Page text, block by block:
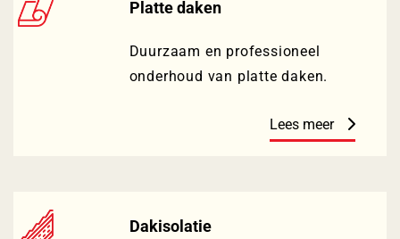
Platte daken
Duurzaam en professioneel
onderhoud van platte daken.
Lees meer
Dakisolatie